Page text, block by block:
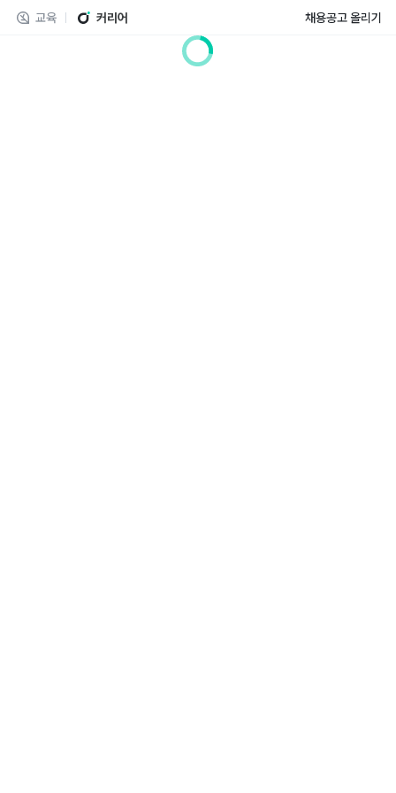
교육 커리어 채용공고 올리기